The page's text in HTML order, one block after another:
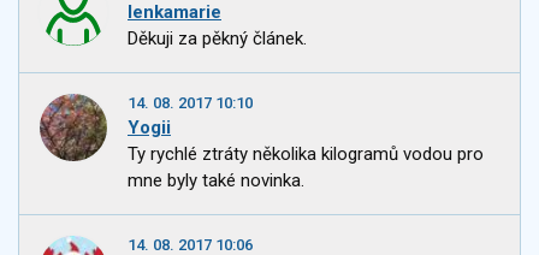
lenkamarie
Děkuji za pěkný článek.
14. 08. 2017 10:10
Yogii
Ty rychlé ztráty několika kilogramů vodou pro
mne byly také novinka.
14. 08. 2017 10:06